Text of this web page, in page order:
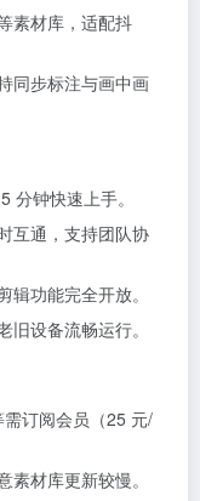
素材库，适配抖
同步标注与画中画
分钟快速上手。
互通，支持团队协
辑功能完全开放。
旧设备流畅运行。
需订阅会员（25 元/
素材库更新较慢。